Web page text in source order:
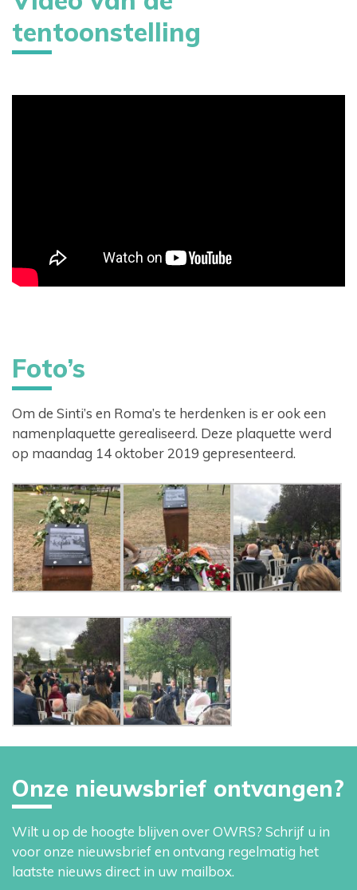
tentoonstelling
Foto’s
Om de Sinti’s en Roma’s te herdenken is er ook een
namenplaquette gerealiseerd. Deze plaquette werd
op maandag 14 oktober 2019 gepresenteerd.
Onze nieuwsbrief ontvangen?
Wilt u op de hoogte blijven over OWRS? Schrijf u in
voor onze nieuwsbrief en ontvang regelmatig het
laatste nieuws direct in uw mailbox.